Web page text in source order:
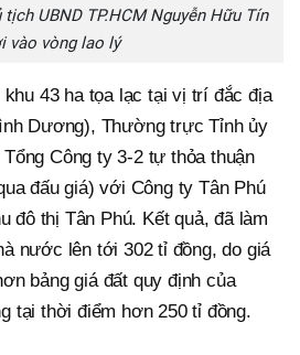
UBND TP.HCM Nguyễn Hữu Tín
vào vòng lao lý
43 ha tọa lạc tại vị trí đắc địa
Dương), Thường trực Tỉnh ủy
Công ty 3-2 tự thỏa thuận
đấu giá) với Công ty Tân Phú
đô thị Tân Phú. Kết quả, đã làm
nước lên tới 302 tỉ đồng, do giá
bảng giá đất quy định của
tại thời điểm hơn 250 tỉ đồng.